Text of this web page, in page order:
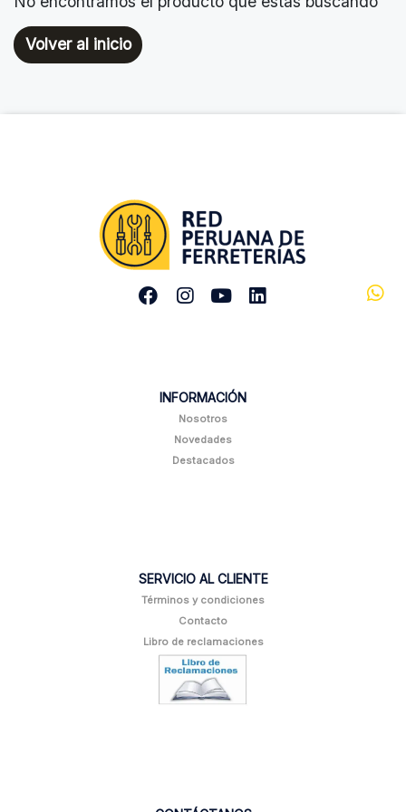
Volver al inicio
INFORMACIÓN
Nosotros
Novedades
Destacados
SERVICIO AL CLIENTE
Términos y condiciones
Contacto
Libro de reclamaciones